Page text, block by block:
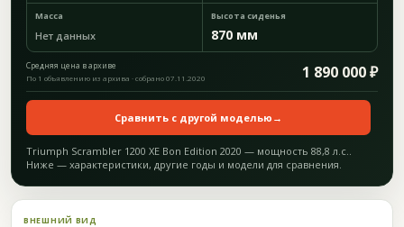
Масса
Нет данных
Высота сиденья
870 мм
Средняя цена в архиве 1 890 000 ₽
По 1 объявлению из архива · собрано 07.11.2020
Сравнить с другой моделью →
Triumph Scrambler 1200 XE Bon Edition 2020 — мощность 88,8 л.с..
Ниже — характеристики, другие годы и модели для сравнения.
ВНЕШНИЙ ВИД